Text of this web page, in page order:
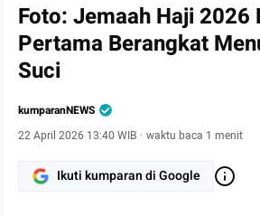
Foto: Jemaah Haji 2026
Pertama Berangkat
Suci
kumparanNEWS
22 April 2026 13:40 WIB · waktu baca 1 menit
Ikuti kumparan di Google